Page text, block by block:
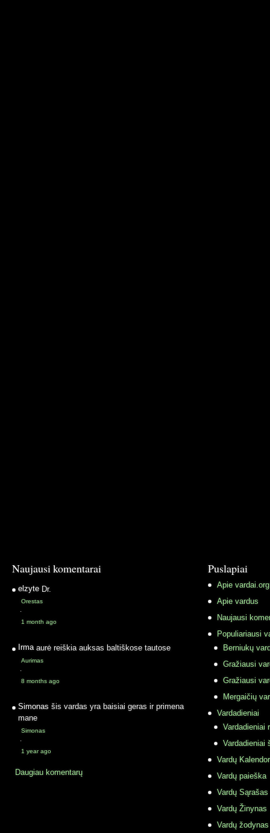
Naujausi komentarai
elzyte Dr.
Orestas
·
1 month ago
Irma aurė reiškia auksas baltiškose tautose
Aurimas
·
8 months ago
Simonas šis vardas yra baisiai geras ir primena
mane
Simonas
·
1 year ago
Daugiau komentarų
Puslapiai
Apie vardai.org
Apie vardus
Naujausi
Populiariausi
Berniukų
Gražiausi
Gražiausi
Mergaičių
Vardadieniai
Vardadieniai
Vardadieniai
Vardų
Vardų paieška
Vardų Sąrašas
Vardų Žinynas
Vardų